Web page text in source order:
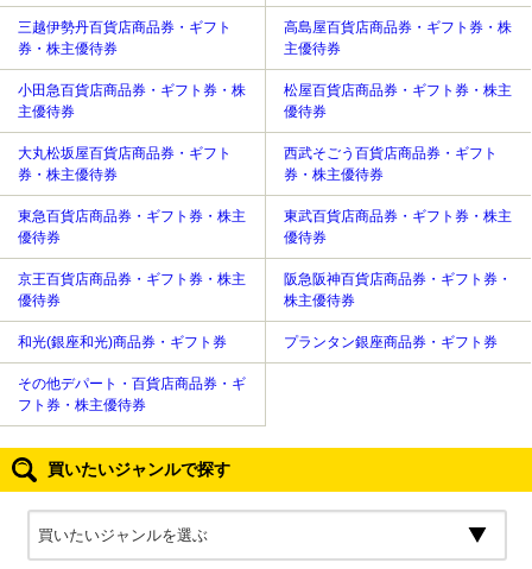
三越伊勢丹百貨店商品券・ギフト
券・株主優待券
高島屋百貨店商品券・ギフト券・株
主優待券
小田急百貨店商品券・ギフト券・株
主優待券
松屋百貨店商品券・ギフト券・株主
優待券
大丸松坂屋百貨店商品券・ギフト
券・株主優待券
西武そごう百貨店商品券・ギフト
券・株主優待券
東急百貨店商品券・ギフト券・株主
優待券
東武百貨店商品券・ギフト券・株主
優待券
京王百貨店商品券・ギフト券・株主
優待券
阪急阪神百貨店商品券・ギフト券・
株主優待券
和光(銀座和光)商品券・ギフト券 プランタン銀座商品券・ギフト券
その他デパート・百貨店商品券・ギ
フト券・株主優待券
買いたいジャンルで探す